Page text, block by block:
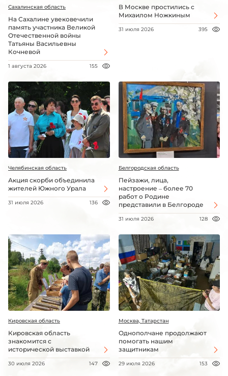
Сахалинская область
На Сахалине увековечили
память участника Великой
Отечественной войны
Татьяны Васильевны
Кочневой
1 августа 2026 155
В Москве простились с
Михаилом Ножкиным
31 июля 2026 395
Челябинская область
Акция скорби объединила
жителей Южного Урала
31 июля 2026 136
Белгородская область
Пейзажи, лица,
настроение – более 70
работ о Родине
представили в Белгороде
31 июля 2026 128
Кировская область
Кировская область
знакомится с
исторической выставкой
30 июля 2026 147
Москва, Татарстан
Однополчане продолжают
помогать нашим
защитникам
29 июля 2026 153